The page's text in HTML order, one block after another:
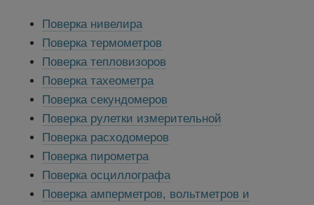
Поверка нивелира
Поверка термометров
Поверка тепловизоров
Поверка тахеометра
Поверка секундомеров
Поверка рулетки измерительной
Поверка расходомеров
Поверка пирометра
Поверка осциллографа
Поверка амперметров, вольтметров и